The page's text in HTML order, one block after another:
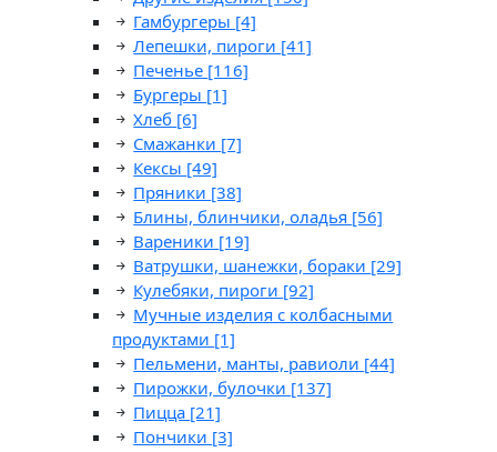
Гамбургеры [4]
Лепешки, пироги [41]
Печенье [116]
Бургеры [1]
Хлеб [6]
Смажанки [7]
Кексы [49]
Пряники [38]
Блины, блинчики, оладья [56]
Вареники [19]
Ватрушки, шанежки, бораки [29]
Кулебяки, пироги [92]
Мучные изделия с колбасными
продуктами [1]
Пельмени, манты, равиоли [44]
Пирожки, булочки [137]
Пицца [21]
Пончики [3]